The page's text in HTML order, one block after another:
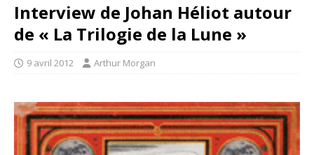
Interview de Johan Héliot autour
de « La Trilogie de la Lune »
9 avril 2012 Arthur Morgan